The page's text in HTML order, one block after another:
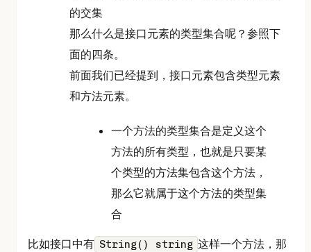
的交集
那么什么是接口元素的类型集合呢？参照下
面的四条。
前面我们已经提到，接口元素包含类型元素
和方法元素。
一个方法的类型集合是定义这个
方法的所有类型，也就是只要某
个类型的方法集包含这个方法，
那么它就属于这个方法的类型集
合
比如接口中有 String() string 这样一个方法，那